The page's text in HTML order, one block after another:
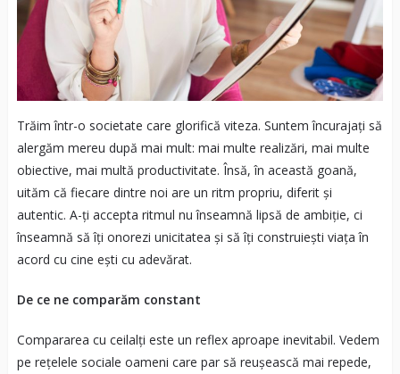
Trăim într-o societate care glorifică viteza. Suntem încurajați să
alergăm mereu după mai mult: mai multe realizări, mai multe
obiective, mai multă productivitate. Însă, în această goană,
uităm că fiecare dintre noi are un ritm propriu, diferit și
autentic. A-ți accepta ritmul nu înseamnă lipsă de ambiție, ci
înseamnă să îți onorezi unicitatea și să îți construiești viața în
acord cu cine ești cu adevărat.
De ce ne comparăm constant
Compararea cu ceilalți este un reflex aproape inevitabil. Vedem
pe rețelele sociale oameni care par să reușească mai repede,